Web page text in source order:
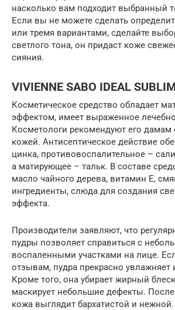
насколько вам подходит выбранный
Если вы не можете сделать
или тремя вариантами, сделайте
светлого тона, он придаст коже
сияния.
VIVIENNE SABO IDEAL
Косметическое средство обладает
эффектом, имеет выраженное
Косметологи рекомендуют его дамам
кожей. Антисептическое действие
цинка, противовоспалительное –
а матирующее – тальк. В составе
масло чайного дерева, витамин Е,
ингредиенты, слюда для создания
эффекта.
Производители заявляют, что
пудры позволяет справиться с
воспаленными участками на лице.
отзывам, пудра прекрасно увлажняет
Кроме того, она убирает жирный
маскирует небольшие дефекты.
кожа выглядит бархатистой и